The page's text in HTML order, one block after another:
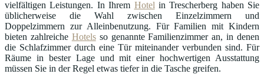
vielfältigen Leistungen. In Ihrem Hotel in Trescherberg haben Sie
üblicherweise die Wahl zwischen Einzelzimmern und
Doppelzimmern zur Alleinbenutzung. Für Familien mit Kindern
bieten zahlreiche Hotelsso genannte Familienzimmer an, in denen
die Schlafzimmer durch eine Tür miteinander verbunden sind. Für
Räume in bester Lage und mit einer hochwertigen Ausstattung
müssen Sie in der Regel etwas tiefer in die Tasche greifen.